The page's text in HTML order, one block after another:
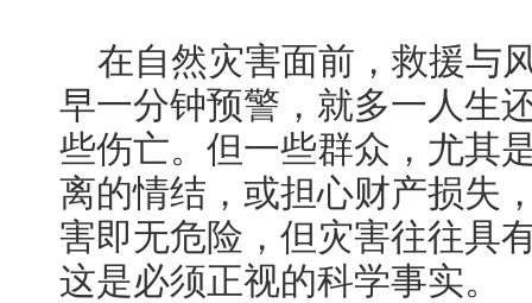
在自然灾害面前，救援与
早一分钟预警，就多一人生
些伤亡。但一些群众，尤其
离的情结，或担心财产损失
害即无危险，但灾害往往具
这是必须正视的科学事实。